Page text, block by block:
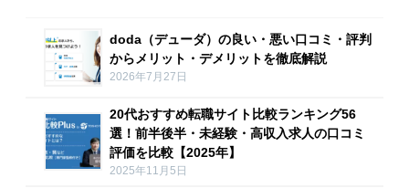
doda（デューダ）の良い・悪い口コミ・評判
からメリット・デメリットを徹底解説
2026年7月27日
20代おすすめ転職サイト比較ランキング56
選！前半後半・未経験・高収入求人の口コミ
評価を比較【2025年】
2025年11月5日